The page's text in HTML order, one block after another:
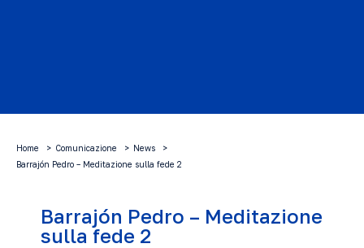
Home Comunicazione
News
Barrajón Pedro – Meditazione sulla fede 2
Barrajón Pedro – Meditazione
sulla fede 2